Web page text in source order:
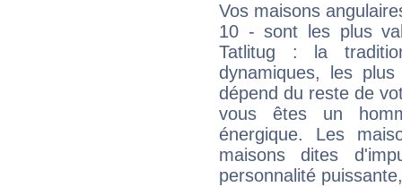
Vos maisons
10 - sont les plus
Tatlitug : la
dynamiques, les
dépend du reste de
vous êtes un
énergique. Les
maisons dites
personnalité